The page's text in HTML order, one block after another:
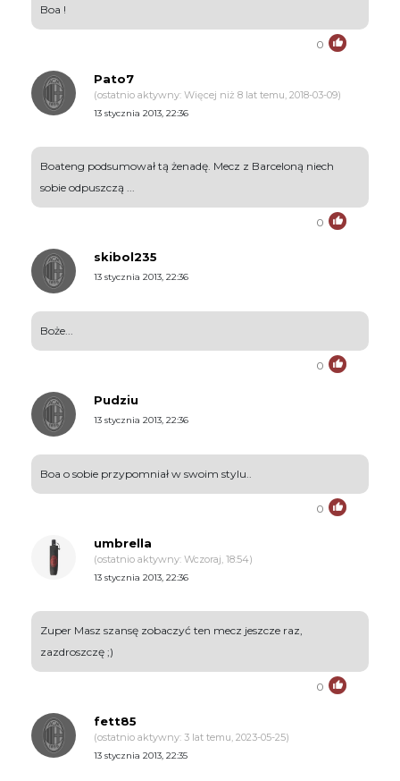
Boa !
0
Pato7
(ostatnio aktywny: Więcej niż 8 lat temu, 2018-03-09)
13 stycznia 2013, 22:36
Boateng podsumował tą żenadę. Mecz z Barceloną niech
sobie odpuszczą ...
0
skibol235
13 stycznia 2013, 22:36
Boże...
0
Pudziu
13 stycznia 2013, 22:36
Boa o sobie przypomniał w swoim stylu..
0
umbrella
(ostatnio aktywny: Wczoraj, 18:54)
13 stycznia 2013, 22:36
Zuper Masz szansę zobaczyć ten mecz jeszcze raz,
zazdroszczę ;)
0
fett85
(ostatnio aktywny: 3 lat temu, 2023-05-25)
13 stycznia 2013, 22:35